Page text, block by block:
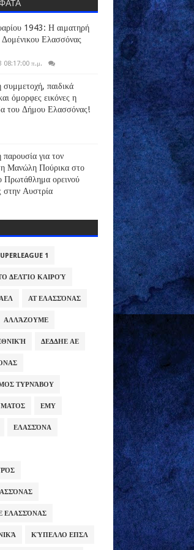
1943: Η αιματηρή
Ελασσόνας
08:17:00 π.μ.
παιδικά
όμορφες εικόνες η
του Δήμου Ελασσόνας!
για τον
Μανώλη Πούρικα στο
Πρωτάθλημα ορεινού
στην Αυστρία
1
ΔΕΛΤΊΟ ΚΑΙΡΟΎ
ΑΤ ΕΛΑΣΣΌΝΑΣ
ΑΛΛΆΖΟΥΜΕ
ΔΕΔΔΗΕ ΑΕ
ΤΥΡΝΆΒΟΥ
ΕΜΥ
ΕΛΑΣΣΌΝΑ
ΕΛΑΣΣΌΝΑΣ
ΚΎΠΕΛΛΟ ΕΠΣΛ